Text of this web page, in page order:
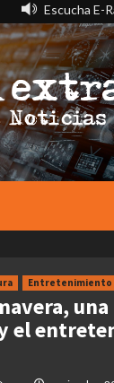
Escucha E-
Entretenimiento
el